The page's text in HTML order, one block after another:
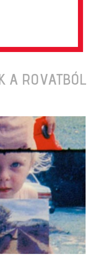
A ROVATBÓL